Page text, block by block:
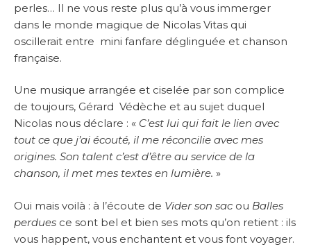
perles… Il ne vous reste plus qu’à vous immerger
dans le monde magique de Nicolas Vitas qui
oscillerait entre mini fanfare déglinguée et chanson
française.
Une musique arrangée et ciselée par son complice
de toujours, Gérard Védèche et au sujet duquel
Nicolas nous déclare : « C’est lui qui fait le lien avec
tout ce que j’ai écouté, il me réconcilie avec mes
origines. Son talent c’est d’être au service de la
chanson, il met mes textes en lumière. »
Oui mais voilà : à l’écoute de Vider son sac ou Balles
perdues ce sont bel et bien ses mots qu’on retient : ils
vous happent, vous enchantent et vous font voyager.